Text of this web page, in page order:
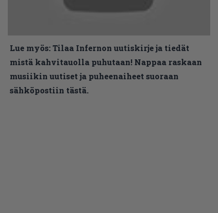
Lue myös:Tilaa Infernon uutiskirje ja tiedät
mistä kahvitauolla puhutaan! Nappaa raskaan
musiikin uutiset ja puheenaiheet suoraan
sähköpostiin tästä.